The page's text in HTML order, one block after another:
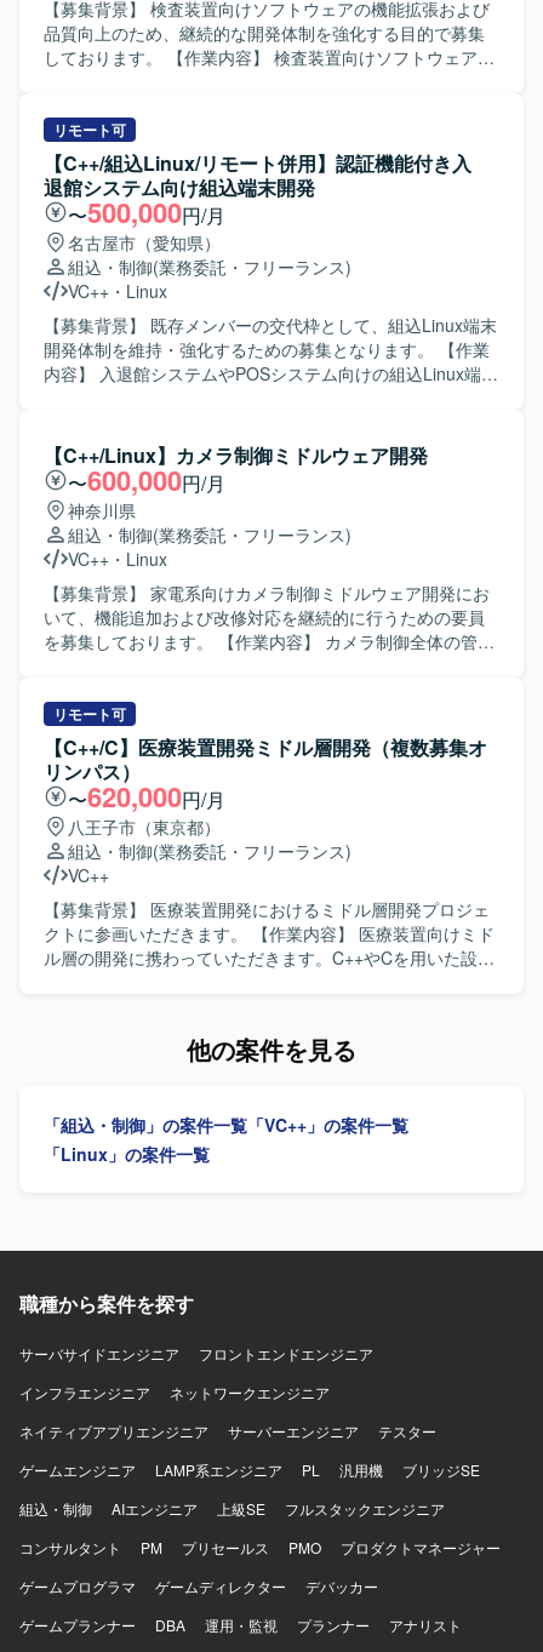
す。C/C++を用いた開発スキルに加え、リアルタイム通信や
Audio処理などの知識を身に付ける機会があります。 【開発
環境】 C/C++、Visual Studio、GitHub（Git）などを用いた
【募集背景】 検査装置向けソフトウェアの機能拡張および
品質向上のため、継続的な開発体制を強化する目的で募集
しております。 【作業内容】 検査装置向けソフトウェアの
ラなどハードウェアとの連携や制御を行う機能の開発を進
めていただきます。 【求める人物像】 主体的に課題を発見
し行動できる方、周囲と円滑にコミュニケーションを取り
ながら開発を進められる方を求めております。 【ポジショ
ンの魅力】 検査装置という専門性の高い領域で、組込開発
スキルやマルチスレッドプログラミング、画像処理関連の
技術などを実務を通じて習得・強化していただけます。上
流工程から一貫して関わることで、ソフトウェア全体の構
造理解も深めていただけます。 【開発環境】 C++および
Visual Studioを用いた組込ソフトウェア開発環境での作業と
なります。Linux環境での開発やテスト環境構築、Qtや画像
リモート可
【C++/組込Linux/リモート併用】認証機能付き入
退館システム向け組込端末開発
〜500,000円/月
名古屋市（愛知県）
組込・制御(業務委託・フリーランス)
VC++ ・ Linux
【募集背景】 既存メンバーの交代枠として、組込Linux端末
開発体制を維持・強化するための募集となります。 【作業
内容】 入退館システムやPOSシステム向けの組込Linux端末
ト・評価まで一連の工程を実施していただきます。 【求め
る人物像】 組込開発における基本設計からテストまでを主
体的に担える方を求めています。認証機能など新しい技術
要素にも前向きに取り組み、周囲と協調しながら開発を進
めていただける方が望ましいです。 【ポジションの魅力】
入退館やPOSなど実利用シーンに近い組込端末の開発に携
わることができ、認証技術や組込Linuxに関する知見を深め
ることができます。基本設計から評価まで幅広い工程に関
わることで、上流から下流まで一貫した経験を積むことが
機能を実装・評価していただきます。
【C++/Linux】カメラ制御ミドルウェア開発
〜600,000円/月
神奈川県
組込・制御(業務委託・フリーランス)
VC++ ・ Linux
【募集背景】 家電系向けカメラ制御ミドルウェア開発にお
いて、機能追加および改修対応を継続的に行うための要員
を募集しております。 【作業内容】 カメラ制御全体の管
ンズ制御、露出制御、認識など）と密に連携し、1フレーム
の画像データを整えていくための信号整理をマイクロ秒単
位で実施いたします。完全な新規開発ではなく、既存のベ
ースソフトに対して機能追加や修正を行っていただきま
す。基本設計、詳細設計、プログラミング、結合テスト、
総合テストまで一貫してご対応いただきます。 【求める人
物像】 能動的に作業を進めることができ、長期的に継続し
て取り組んでいただける方を求めております。日本語で技
術的なコミュニケーションが円滑に行え、仕様書を正確に
理解できる方を歓迎いたします。 【ポジションの魅力】 カ
メラ制御におけるコアとなるミドルウェア開発に携わるこ
アルタイム制御に関する知見を深めていただけます。 【開
リモート可
【C++/C】医療装置開発ミドル層開発（複数募集オ
リンパス）
〜620,000円/月
八王子市（東京都）
組込・制御(業務委託・フリーランス)
VC++
【募集背景】 医療装置開発におけるミドル層開発プロジェ
クトに参画いただきます。 【作業内容】 医療装置向けミド
ル層の開発に携わっていただきます。C++やCを用いた設計
いた設計やドキュメント作成にも取り組んでいただきま
整を行いつつ推進していける方を求めています。オブジェ
クト指向を理解し、設計意図を踏まえて開発を進められる
C++による開発経験やUML設計、GoogleTestやAstahなどの
きる環境です。 【開発環境】 開発環境はWindows、実機環
境はμITRONとなります。主な使用言語はC++およびCで
す。UMLドキュメント作成ツールとしてAstahを利用する場
合があります。
他の案件を見る
「組込・制御」の案件一覧 「VC++」の案件一覧
「Linux」の案件一覧
職種から案件を探す
サーバサイドエンジニア
フロントエンドエンジニア
インフラエンジニア
ネットワークエンジニア
ネイティブアプリエンジニア
サーバーエンジニア
テスター
ゲームエンジニア
LAMP系エンジニア PL 汎用機
ブリッジSE
組込・制御
AIエンジニア 上級SE
フルスタックエンジニア
コンサルタント
PM プリセールス PMO
プロダクトマネージャー
ゲームプログラマ
ゲームディレクター
デバッカー
ゲームプランナー
DBA 運用・監視 プランナー
アナリスト